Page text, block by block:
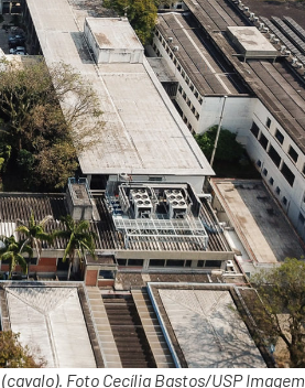
Foto Cecília Bastos/USP Imagem